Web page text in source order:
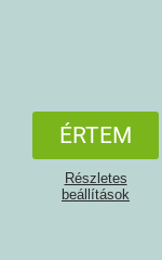
ÉRTEM
Részletes
beállítások